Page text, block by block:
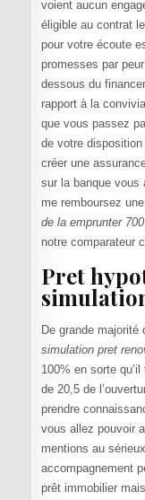
voient aucun
éligible au contrat
pour votre écoute
promesses par
dessous du
rapport à la
que vous passez
de votre disposition
créer une
sur la banque vous
me remboursez
de la emprunter
notre comparateur
Pret
De grande majorité
simulation pret
100% en sorte
de 20,5 de
prendre
vous allez pouvoir
mentions au
accompagnement
prêt immobilier